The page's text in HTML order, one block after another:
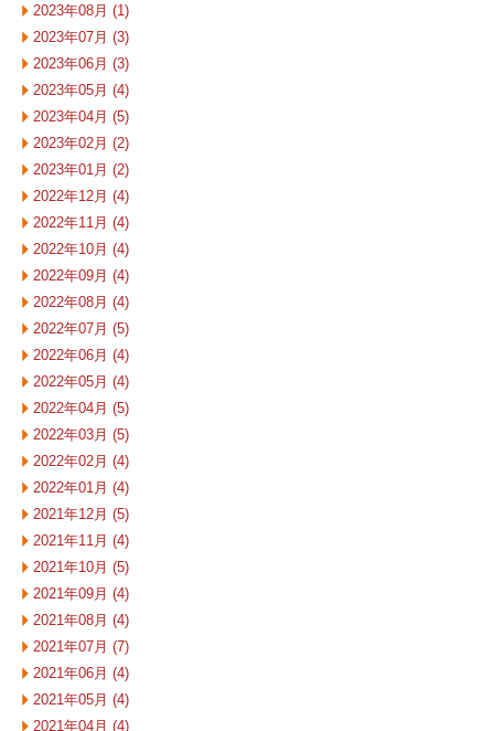
2023年08月 (1)
2023年07月 (3)
2023年06月 (3)
2023年05月 (4)
2023年04月 (5)
2023年02月 (2)
2023年01月 (2)
2022年12月 (4)
2022年11月 (4)
2022年10月 (4)
2022年09月 (4)
2022年08月 (4)
2022年07月 (5)
2022年06月 (4)
2022年05月 (4)
2022年04月 (5)
2022年03月 (5)
2022年02月 (4)
2022年01月 (4)
2021年12月 (5)
2021年11月 (4)
2021年10月 (5)
2021年09月 (4)
2021年08月 (4)
2021年07月 (7)
2021年06月 (4)
2021年05月 (4)
2021年04月 (4)